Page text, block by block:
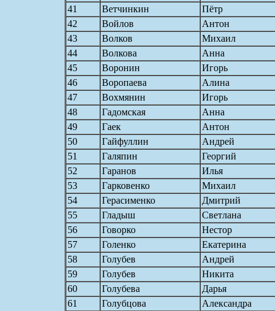
41
Ветчинкин
Пётр
42
Войлов
Антон
43
Волков
Михаил
44
Волкова
Анна
45
Воронин
Игорь
46
Воропаева
Алина
47
Вохмянин
Игорь
48
Гадомская
Анна
49
Гаек
Антон
50
Гайфуллин
Андрей
51
Галяпин
Георгий
52
Гаранов
Илья
53
Гарковенко
Михаил
54
Герасименко
Дмитрий
55
Гладыш
Светлана
56
Говорко
Нестор
57
Голенко
Екатерина
58
Голубев
Андрей
59
Голубев
Никита
60
Голубева
Дарья
61
Голубцова
Александра